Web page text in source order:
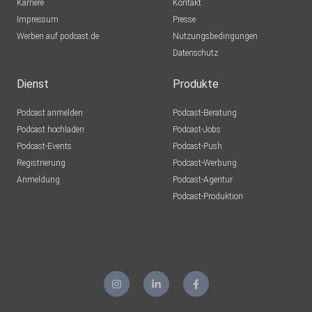
Karriere
Impressum
Werben auf podcast.de
Kontakt
Presse
Nutzungsbedingungen
Datenschutz
Dienst
Podcast anmelden
Podcast hochladen
Podcast-Events
Registrierung
Anmeldung
Produkte
Podcast-Beratung
Podcast-Jobs
Podcast-Push
Podcast-Werbung
Podcast-Agentur
Podcast-Produktion